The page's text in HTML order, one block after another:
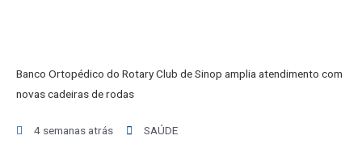
Banco Ortopédico do Rotary Club de Sinop amplia atendimento com
novas cadeiras de rodas
4 semanas atrás SAÚDE